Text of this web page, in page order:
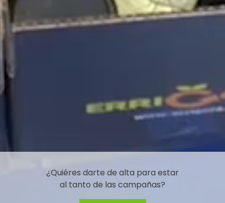
¿Quiéres darte de alta para estar
al tanto de las campañas?